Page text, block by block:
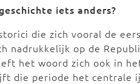
iets anders?
die zich vooral de
nadrukkelijk op de
het woord zich ook in
die periode het centrale